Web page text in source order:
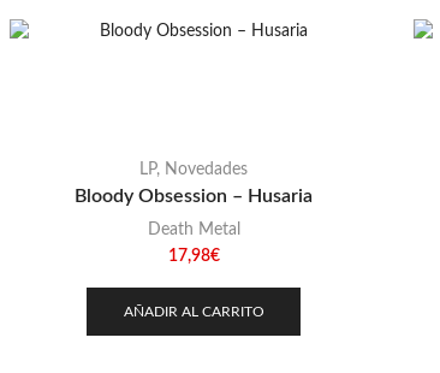
LP, Novedades
Bloody Obsession – Husaria
Death Metal
17,98€
AÑADIR AL CARRITO